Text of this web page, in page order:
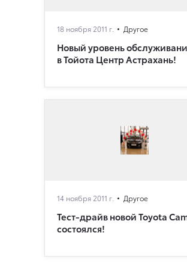
18 ноября 2011 г. Другое
Новый уровень
в Тойота Центр Астрахань!
14 ноября 2011 г. Другое
Тест-драйв новой Toyota
состоялся!